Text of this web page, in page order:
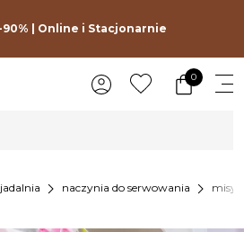
| Online i Stacjonarnie
0
chevron_right naczynia do serwowania chevron_right misy